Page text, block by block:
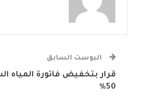
البوست السابق
قرار بتخفيض فاتورة المياه
50%